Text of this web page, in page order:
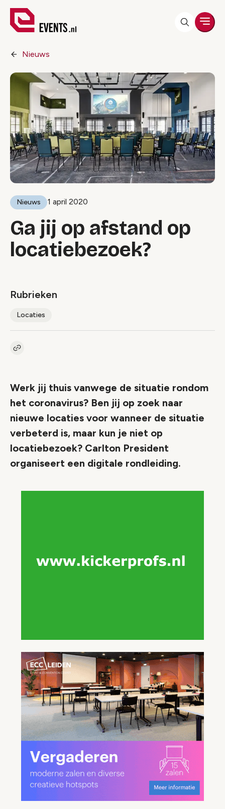
Nieuws
Nieuws 1 april 2020
Ga jij op afstand op
locatiebezoek?
Rubrieken
Locaties
Kopieer link naar artikel
Werk jij thuis vanwege de situatie rondom
het coronavirus? Ben jij op zoek naar
nieuwe locaties voor wanneer de situatie
verbeterd is, maar kun je niet op
locatiebezoek? Carlton President
organiseert een digitale rondleiding.